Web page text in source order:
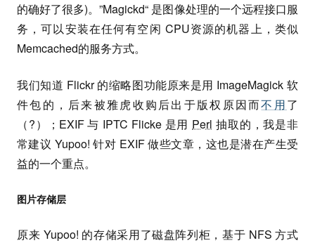
的确好了很多)。”Magickd“ 是图像处理的一个远程接口服
务，可以安装在任何有空闲 CPU资源的机器上，类似
Memcached的服务方式。
我们知道 Flickr 的缩略图功能原来是用 ImageMagick 软
件包的，后来被雅虎收购后出于版权原因而不用了
（?）；EXIF 与 IPTC Flicke 是用 Perl 抽取的，我是非
常建议 Yupoo! 针对 EXIF 做些文章，这也是潜在产生受
益的一个重点。
图片存储层
原来 Yupoo! 的存储采用了磁盘阵列柜，基于 NFS 方式